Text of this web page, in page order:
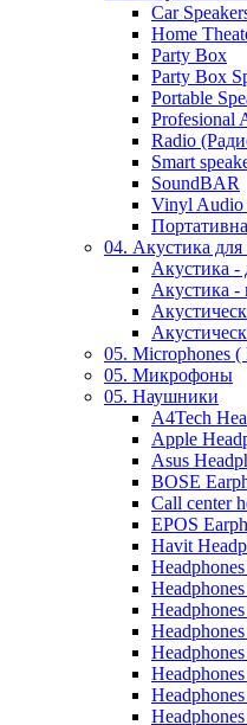
Car
Home
Party Box
Party Box
Portable
Profesional
Radio
Smart
SoundBAR
Vinyl Audio
04. Акустика
Акустика -
Акустика -
05. Microphones
05. Микрофоны
05. Наушники
A4Tech
Apple
Asus
BOSE
Call center
EPOS
Havit